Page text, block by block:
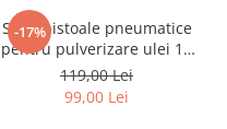
-17%
Set 2 pistoale pneumatice
pentru pulverizare ulei 10
BAR 1/4" 900 ml
119,00 Lei
99,00 Lei